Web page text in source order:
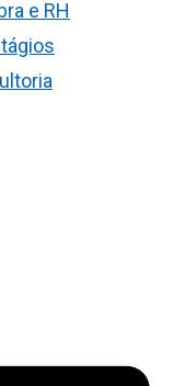
e RH